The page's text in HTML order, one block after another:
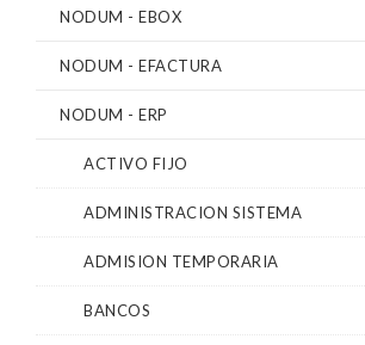
NODUM - EBOX
NODUM - EFACTURA
NODUM - ERP
ACTIVO FIJO
ADMINISTRACION SISTEMA
ADMISION TEMPORARIA
BANCOS